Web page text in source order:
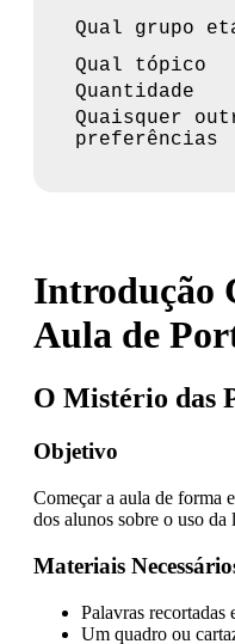
Qual grupo
Qual tópico
Quantidade
Quaisquer
preferências
Introdução
Aula de
O Mistério das
Objetivo
Começar a aula de forma
dos alunos sobre o uso da
Materiais
Palavras
Um quadro ou